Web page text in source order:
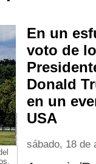
En un
voto de
Donald
en un
USA
sábado, 18 de